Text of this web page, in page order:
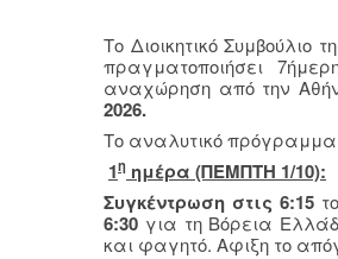
Το Διοικητικό
πραγματοποιήσει
αναχώρηση από την
2026.
Το αναλυτικό πρόγραμμα
1η ημέρα (ΠΕΜΠΤΗ 1/10):
Συγκέντρωση στις 6:15
6:30 για τη Βόρεια
και φαγητό. Αφιξη το